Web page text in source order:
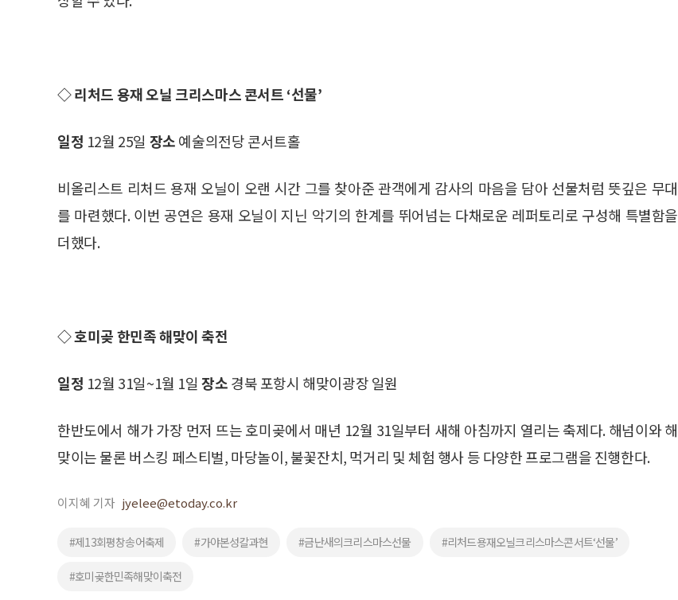
◇ 리처드 용재 오닐 크리스마스 콘서트 ‘선물’
일정 12월 25일 장소예술의전당 콘서트홀
비올리스트 리처드 용재 오닐이 오랜 시간 그를 찾아준 관객에게 감사의 마음을 담아 선물처럼 뜻깊은 무대
를 마련했다. 이번 공연은 용재 오닐이 지닌 악기의 한계를 뛰어넘는 다채로운 레퍼토리로 구성해 특별함을
더했다.
◇ 호미곶 한민족 해맞이 축전
일정 12월 31일~1월 1일장소경북 포항시 해맞이광장 일원
한반도에서 해가 가장 먼저 뜨는 호미곶에서 매년 12월 31일부터 새해 아침까지 열리는 축제다. 해넘이와 해
맞이는 물론 버스킹 페스티벌, 마당놀이, 불꽃잔치, 먹거리 및 체험 행사 등 다양한 프로그램을 진행한다.
이지혜 기자 jyelee@etoday.co.kr
#제13회평창송어축제 #가야본성칼과현 #금난새의크리스마스선물 #리처드용재오닐크리스마스콘서트‘선물’
#호미곶한민족해맞이축전